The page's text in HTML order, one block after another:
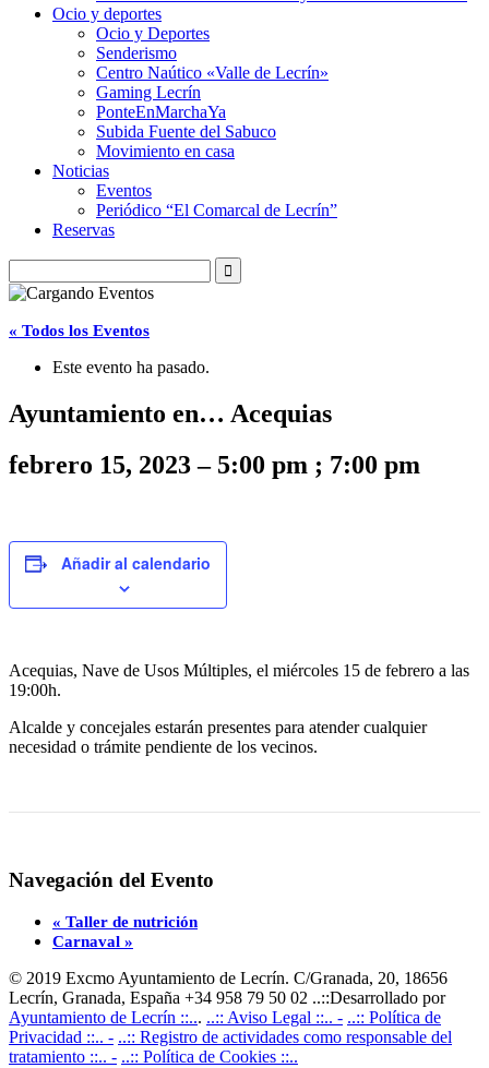
Ocio y deportes
Ocio y Deportes
Senderismo
Centro Naútico «Valle de Lecrín»
Gaming Lecrín
PonteEnMarchaYa
Subida Fuente del Sabuco
Movimiento en casa
Noticias
Eventos
Periódico “El Comarcal de Lecrín”
Reservas
« Todos los Eventos
Este evento ha pasado.
Ayuntamiento en… Acequias
febrero 15, 2023– 5:00 pm ; 7:00 pm
Añadir al calendario
Acequias, Nave de Usos Múltiples, el miércoles 15 de febrero a las
19:00h.
Alcalde y concejales estarán presentes para atender cualquier
necesidad o trámite pendiente de los vecinos.
Navegación del Evento
« Taller de nutrición
Carnaval »
© 2019 Excmo Ayuntamiento de Lecrín. C/Granada, 20, 18656
Lecrín, Granada, España +34 958 79 50 02 ..::Desarrollado por
Ayuntamiento de Lecrín ::... ..:: Aviso Legal ::.. - ..:: Política de
Privacidad ::.. - ..:: Registro de actividades como responsable del
tratamiento ::.. - ..:: Política de Cookies ::..